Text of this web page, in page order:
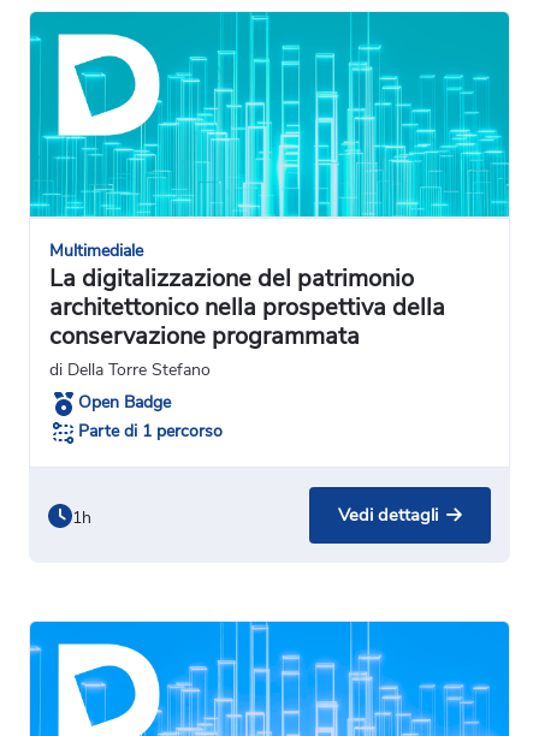
Multimediale
La digitalizzazione del patrimonio
architettonico nella prospettiva della
conservazione programmata
di Della Torre Stefano
Open Badge
Parte di 1 percorso
1h Vedi dettagli